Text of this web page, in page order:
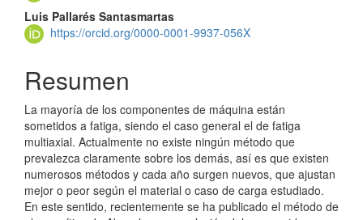
Luis Pallarés Santasmartas
https://orcid.org/0000-0001-9937-056X
Resumen
La mayoría de los componentes de máquina están
sometidos a fatiga, siendo el caso general el de fatiga
multiaxial. Actualmente no existe ningún método que
prevalezca claramente sobre los demás, así es que existen
numerosos métodos y cada año surgen nuevos, que ajustan
mejor o peor según el material o caso de carga estudiado.
En este sentido, recientemente se ha publicado el método de